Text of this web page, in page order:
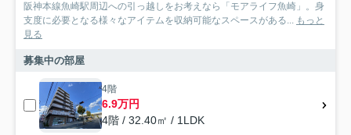
阪神本線魚崎駅周辺への引っ越しをお考えなら「モアライフ魚崎」。身
支度に必要となる様々なアイテムを収納可能なスペースがある... もっと
見る
募集中の部屋
4階
6.9万円
4階 / 32.40㎡ / 1LDK